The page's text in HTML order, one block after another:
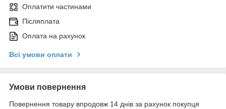
Оплатити частинами
Післяплата
Оплата на рахунок
Всі умови оплати
Умови повернення
Повернення товару впродовж 14 днів за рахунок покупця